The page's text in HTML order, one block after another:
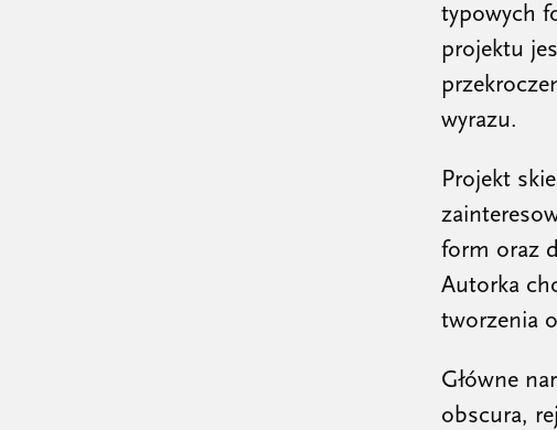
typowych
projektu
wyrazu.
Projekt
form oraz
Autorka
tworzenia
Główne
obscura,